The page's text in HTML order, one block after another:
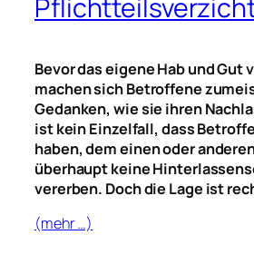
Bevor das eigene Hab und Gut
machen sich Betroffene
Gedanken, wie sie ihren
ist kein Einzelfall, dass
haben, dem einen oder
überhaupt keine
vererben. Doch die Lage ist
(mehr …)